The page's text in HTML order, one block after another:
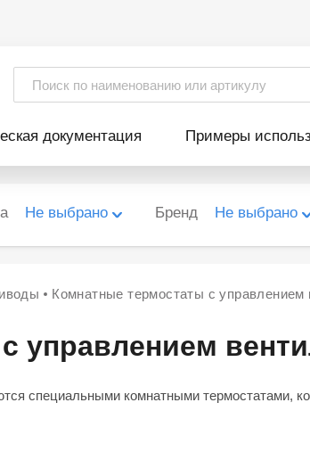
документация Примеры
Не выбрано Бренд Не выбрано
Комнатные термостаты с управлением
управлением
специальными комнатными термостатами,